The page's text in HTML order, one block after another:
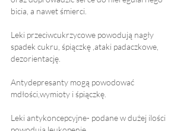
bicia, a nawet śmierci.
Leki przeciwcukrzycowe powodują nagły
spadek cukru, śpiączkę ,ataki padaczkowe,
dezorientację.
Antydepresanty mogą powodować
mdłości,wymioty i śpiączkę.
Leki antykoncepcyjne- podane w dużej ilości